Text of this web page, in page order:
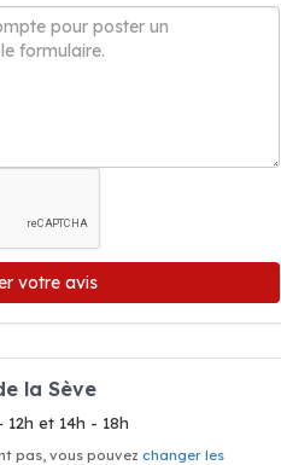
votre avis
la Sève
et 14h - 18h
pas, vous pouvez changer les